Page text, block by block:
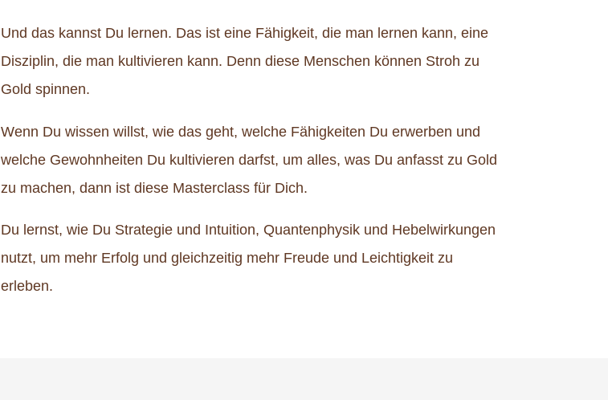
Und das kannst Du lernen. Das ist eine Fähigkeit, die man lernen kann, eine
Disziplin, die man kultivieren kann. Denn diese Menschen können Stroh zu
Gold spinnen.
Wenn Du wissen willst, wie das geht, welche Fähigkeiten Du erwerben und
welche Gewohnheiten Du kultivieren darfst, um alles, was Du anfasst zu Gold
zu machen, dann ist diese Masterclass für Dich.
Du lernst, wie Du Strategie und Intuition, Quantenphysik und Hebelwirkungen
nutzt, um mehr Erfolg und gleichzeitig mehr Freude und Leichtigkeit zu
erleben.